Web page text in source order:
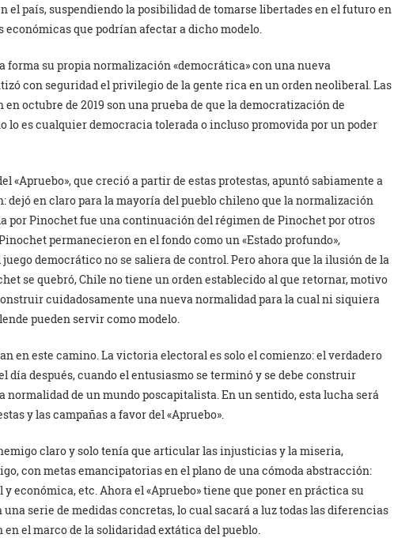
el país, suspendiendo la posibilidad de tomarse libertades en el futuro en
que podrían afectar a dicho modelo.
forma su propia normalización «democrática» con una nueva
con seguridad el privilegio de la gente rica en un orden neoliberal. Las
octubre de 2019 son una prueba de que la democratización de
lo es cualquier democracia tolerada o incluso promovida por un poder
«Apruebo», que creció a partir de estas protestas, apuntó sabiamente a
dejó en claro para la mayoría del pueblo chileno que la normalización
por Pinochet fue una continuación del régimen de Pinochet por otros
permanecieron en el fondo como un «Estado profundo»,
juego democrático no se saliera de control. Pero ahora que la ilusión de la
se quebró, Chile no tiene un orden establecido al que retornar, motivo
cuidadosamente una nueva normalidad para la cual ni siquiera
pueden servir como modelo.
en este camino. La victoria electoral es solo el comienzo: el verdadero
día después, cuando el entusiasmo se terminó y se debe construir
normalidad de un mundo poscapitalista. En un sentido, esta lucha será
y las campañas a favor del «Apruebo».
claro y solo tenía que articular las injusticias y la miseria,
con metas emancipatorias en el plano de una cómoda abstracción:
económica, etc. Ahora el «Apruebo» tiene que poner en práctica su
serie de medidas concretas, lo cual sacará a luz todas las diferencias
el marco de la solidaridad extática del pueblo.